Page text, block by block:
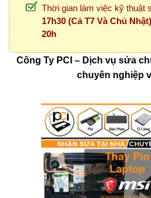
Thời gian làm việc kỹ thuật
17h30 (Cả T7 Và Chủ
20h
Công Ty PCI – Dịch vụ sửa
chuyên nghiệp